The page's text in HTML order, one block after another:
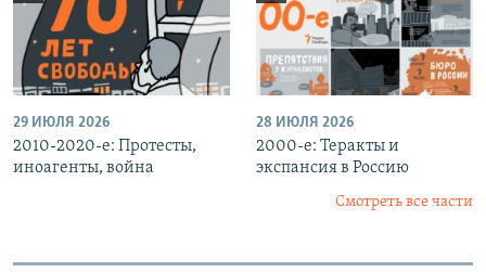
29 ИЮЛЯ 2026
2010-2020-е: Протесты,
иноагенты, война
28 ИЮЛЯ 2026
2000-е: Теракты и
экспансия в Россию
Смотреть все части